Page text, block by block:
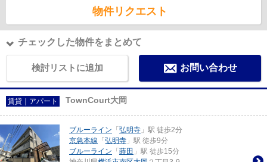
物件リクエスト
チェックした物件をまとめて
検討リストに追加 お問い合わせ
賃貸｜アパート TownCourt大岡
ブルーライン 「 弘明寺 」駅 徒歩2分
京急本線 「 弘明寺 」駅 徒歩9分
ブルーライン 「 蒔田 」駅 徒歩15分